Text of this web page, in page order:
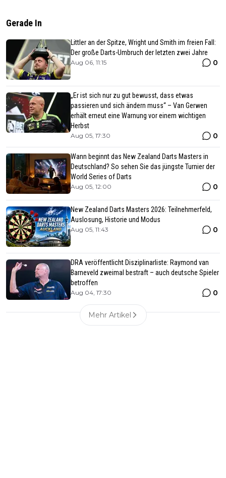
Gerade In
Littler an der Spitze, Wright und Smith im freien Fall:
Der große Darts-Umbruch der letzten zwei Jahre
Aug 06, 11:15 0
„Er ist sich nur zu gut bewusst, dass etwas
passieren und sich ändern muss“ – Van Gerwen
erhält erneut eine Warnung vor einem wichtigen
Herbst
Aug 05, 17:30 0
Wann beginnt das New Zealand Darts Masters in
Deutschland? So sehen Sie das jüngste Turnier der
World Series of Darts
Aug 05, 12:00 0
New Zealand Darts Masters 2026: Teilnehmerfeld,
Auslosung, Historie und Modus
Aug 05, 11:43 0
DRA veröffentlicht Disziplinarliste: Raymond van
Barneveld zweimal bestraft – auch deutsche Spieler
betroffen
Aug 04, 17:30 0
Mehr Artikel